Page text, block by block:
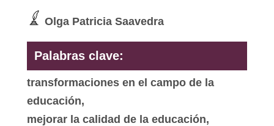
Olga Patricia Saavedra
Palabras clave:
transformaciones en el campo de la
educación,
mejorar la calidad de la educación,